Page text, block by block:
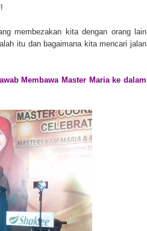
!
membezakan kita dengan orang lain
itu dan bagaimana kita mencari jalan
Membawa Master Maria ke dalam